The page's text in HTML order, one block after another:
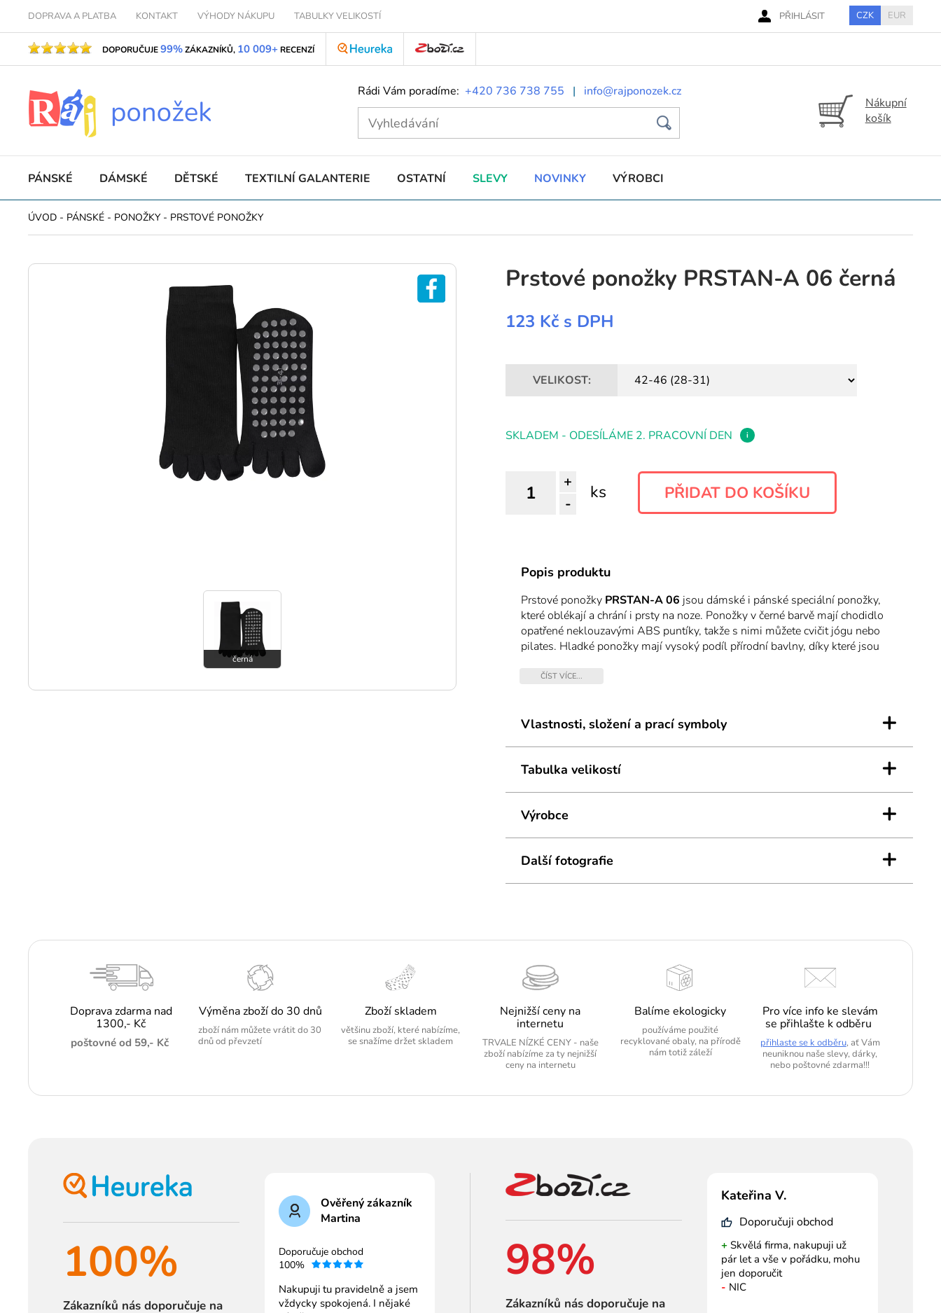
DOPRAVA A PLATBA KONTAKT VÝHODY NÁKUPU TABULKY VELIKOSTÍ PŘIHLÁSIT CZK EUR
DOPORUČUJE99%ZÁKAZNÍKŮ, 10 009+ RECENZÍ
Rádi Vám poradíme: +420 736 738 755 | info@rajponozek.cz
Nákupní
košík
PÁNSKÉ DÁMSKÉ DĚTSKÉ TEXTILNÍ GALANTERIE OSTATNÍ SLEVY NOVINKY VÝROBCI
ÚVOD - PÁNSKÉ - PONOŽKY - PRSTOVÉ PONOŽKY
černá
Prstové ponožky PRSTAN-A 06 černá
123 Kč s DPH
VELIKOST:
SKLADEM - ODESÍLÁME 2. PRACOVNÍ DEN i
+
-
ks
Popis produktu
Prstové ponožky PRSTAN-A 06 jsou dámské i pánské speciální ponožky,
které oblékají a chrání i prsty na noze. Ponožky v černé barvě mají chodidlo
opatřené neklouzavými ABS puntíky, takže s nimi můžete cvičit jógu nebo
pilates. Hladké ponožky mají vysoký podíl přírodní bavlny, díky které jsou
se nejen do barefootové ale i fivefingers obuvi.
ČÍST VÍCE...
Vlastnosti, složení a prací symboly +
Tabulka velikostí +
Výrobce +
Další fotografie +
Doprava zdarma nad
1300,- Kč
poštovné od 59,- Kč
Výměna zboží do 30 dnů
zboží nám můžete vrátit do 30
dnů od převzetí
Zboží skladem
většinu zboží, které nabízíme,
se snažíme držet skladem
Nejnižší ceny na
internetu
TRVALE NÍZKÉ CENY - naše
zboží nabízíme za ty nejnižší
ceny na internetu
Balíme ekologicky
používáme použité
recyklované obaly, na přírodě
nám totiž záleží
Pro více info ke slevám
se přihlašte k odběru
přihlaste se k odběru, ať Vám
neuniknou naše slevy, dárky,
nebo poštovné zdarma!!!
100%
Zákazníků nás doporučuje na
Ověřený zákazník
Martina
Doporučuje obchod
100%
Nakupuji tu pravidelně a jsem
vždycky spokojená. I nějaké
98%
Zákazníků nás doporučuje na
Kateřina V.
Doporučuji obchod
+Skvělá firma, nakupuji už
pár let a vše v pořádku, mohu
jen doporučit
- NIC